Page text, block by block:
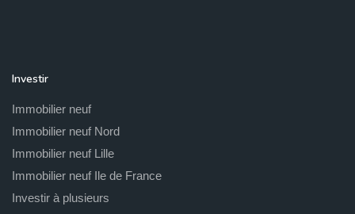
Investir
Immobilier neuf
Immobilier neuf Nord
Immobilier neuf Lille
Immobilier neuf Ile de France
Investir à plusieurs